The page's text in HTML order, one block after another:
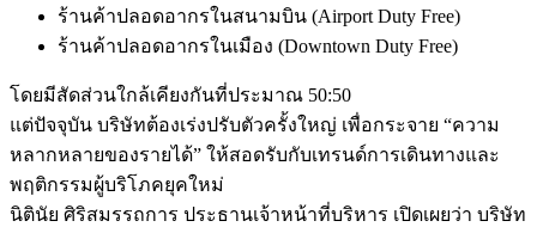
ร้านค้าปลอดอากรในสนามบิน (Airport Duty Free)
ร้านค้าปลอดอากรในเมือง (Downtown Duty Free)
โดยมีสัดส่วนใกล้เคียงกันที่ประมาณ 50:50
แต่ปัจจุบัน บริษัทต้องเร่งปรับตัวครั้งใหญ่ เพื่อกระจาย “ความ
หลากหลายของรายได้” ให้สอดรับกับเทรนด์การเดินทางและ
พฤติกรรมผู้บริโภคยุคใหม่
นิตินัย ศิริสมรรถการ ประธานเจ้าหน้าที่บริหาร เปิดเผยว่า บริษัท